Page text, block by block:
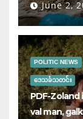
June 2,
POLITIC NEWS
ဒေသခံသတင်း
PDF-Zoland
val man,